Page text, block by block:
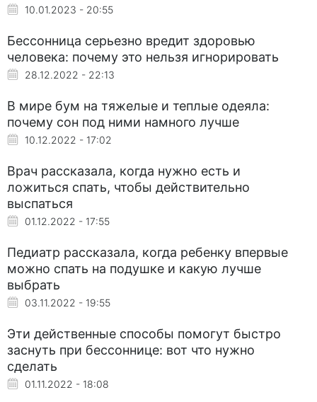
10.01.2023 - 20:55
Бессонница серьезно вредит здоровью
человека: почему это нельзя игнорировать
28.12.2022 - 22:13
В мире бум на тяжелые и теплые одеяла:
почему сон под ними намного лучше
10.12.2022 - 17:02
Врач рассказала, когда нужно есть и
ложиться спать, чтобы действительно
выспаться
01.12.2022 - 17:55
Педиатр рассказала, когда ребенку впервые
можно спать на подушке и какую лучше
выбрать
03.11.2022 - 19:55
Эти действенные способы помогут быстро
заснуть при бессоннице: вот что нужно
сделать
01.11.2022 - 18:08